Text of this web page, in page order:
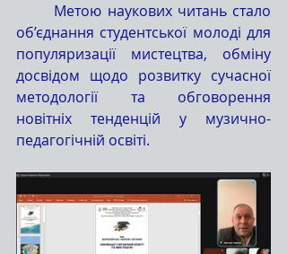
об’єднання студентської молоді для
популяризації мистецтва, обміну
досвідом щодо розвитку сучасної
методології та обговорення
новітніх тенденцій у музично-
педагогічній освіті.